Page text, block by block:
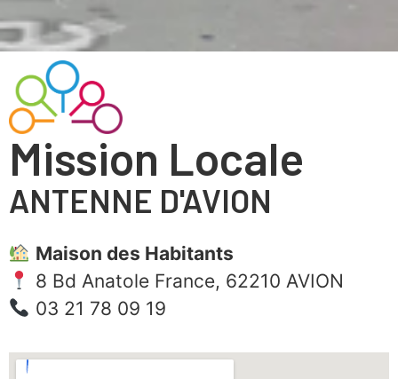
Mission Locale
ANTENNE D'AVION
Maison des Habitants
8 Bd Anatole France, 62210 AVION
03 21 78 09 19